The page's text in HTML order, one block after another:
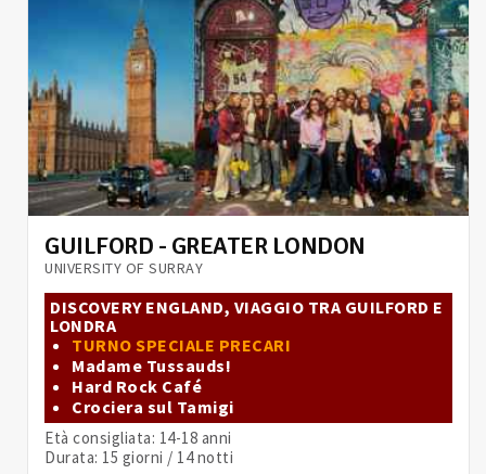
GUILFORD - GREATER LONDON
UNIVERSITY OF SURRAY
DISCOVERY ENGLAND, VIAGGIO TRA GUILFORD E
LONDRA
TURNO SPECIALE PRECARI
Madame Tussauds!
Hard Rock Café
Crociera sul Tamigi
Età consigliata: 14-18 anni
Durata: 15 giorni / 14 notti